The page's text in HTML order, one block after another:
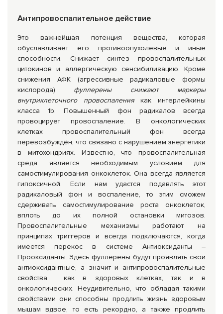
Антипровоспалительное действие
Это важнейшая потенция вещества, которая
обуславливает его противоопухолевые и иные
способности. Снижает синтез провоспалительных
цитокинов и аллергическую сенсибилизацию. Кроме
снижения АФК (агрессивные радикаловые формы
кислорода) фуллерены снижают маркеры
внутриклеточного провоспалениякак интерлейкины
класса 1b. Повышенный фон радикалов всегда
провоцирует провоспаление. В онкологических
клетках провоспалительный фон всегда
перевозбуждён, что связано с нарушением энергетики
в митохондриях. Известно, что провоспалительная
среда является необходимым условием для
самостимулирования онкоклеток. Она всегда является
гипоксичной. Если нам удастся подавлять этот
радикаловый фон и воспаление, то этим сможем
сдерживать самостимулирование роста онкоклеток,
вплоть до их полной остановки митозов.
Провоспалительные механизмы работают на
принципах триггеров и всегда подключаются, когда
имеется перекос в системе Антиоксиданты –
Прооксиданты. Здесь фуллерены будут проявлять свои
антиоксидантные, а значит и антипровоспалительные
свойства как в здоровых клетках, так и в
онкологических. Неудивительно, что обладая такими
свойствами они способны продлить жизнь здоровым
мышам вдвое, то есть рекордно, а также продлить